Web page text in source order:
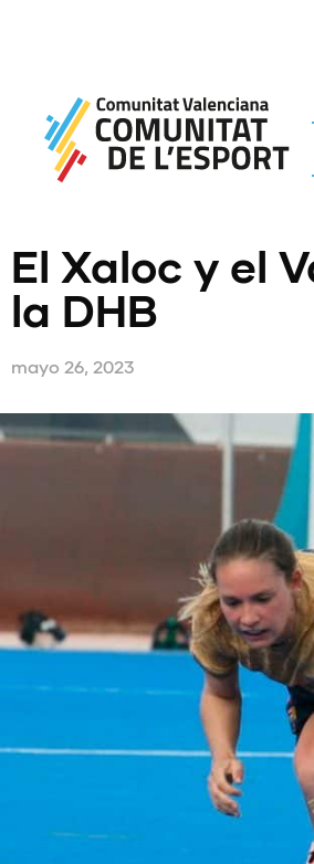
El Xaloc y el
la DHB
mayo 26, 2023